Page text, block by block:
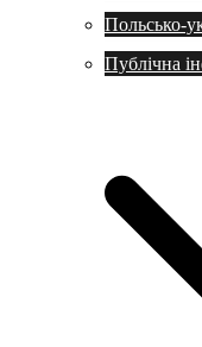
Польсько-
Публічна